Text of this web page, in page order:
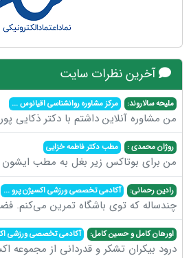
آخرین نظرات سایت
ملیحه سالاروند: مرکز مشاوره روانشناسی اقیانوس...
من مشاوره آنلاین داشتم با دکتر ذکایی
روژان محمدی : مطب دکتر فاطمه خزایی
من برای بوتاکس زیر بغل به مطب ایشون
رادین رحمانی: آکادمی تخصصی ورزشی اکسیژن پرو...
چندساله که توی باشگاه تمرین می‌کنم.
اورهان کامل و حسین کامل: آکادمی تخصصی ورزشی
درود بیکران تشکر و قدردانی از مجموعه